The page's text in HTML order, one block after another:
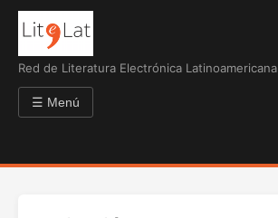
Red de Literatura Electrónica Latinoamericana
☰ Menú